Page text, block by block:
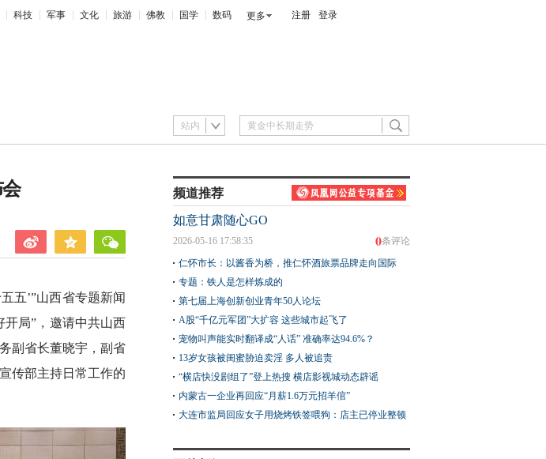
科技 军事 文化 旅游 佛教 国学 数码 更多 注册 登录
站内
五’”山西省专题新闻
开局”，邀请中共山西
副省长董晓宇，副省
传部主持日常工作的
频道推荐
如意甘肃随心GO
0条评论
2026-05-16 17:58:35
仁怀市长：以酱香为桥，推仁怀酒旅票品牌走向国际
专题：铁人是怎样炼成的
第七届上海创新创业青年50人论坛
A股“千亿元军团”大扩容 这些城市起飞了
宠物叫声能实时翻译成“人话” 准确率达94.6%？
13岁女孩被闺蜜胁迫卖淫 多人被追责
“横店快没剧组了”登上热搜 横店影视城动态辟谣
内蒙古一企业再回应“月薪1.6万元招羊倌”
大连市监局回应女子用烧烤铁签喂狗：店主已停业整顿